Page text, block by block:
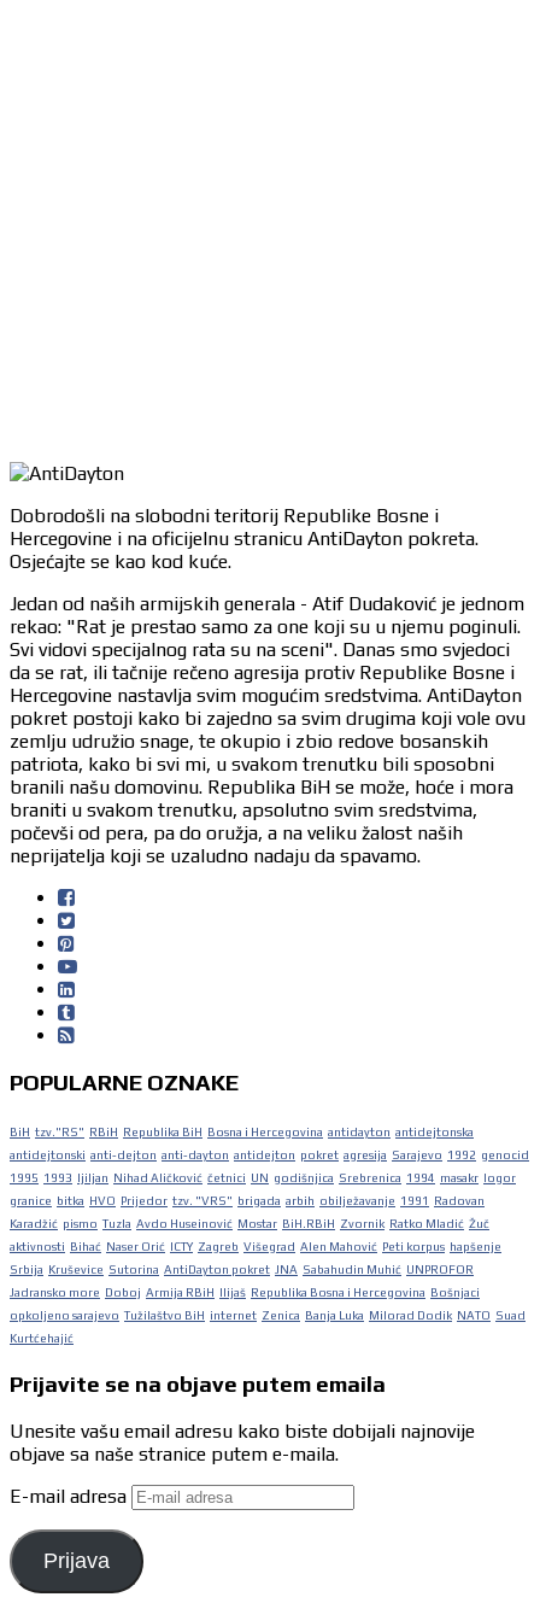
Dobrodošli na slobodni teritorij Republike Bosne i
Hercegovine i na oficijelnu stranicu AntiDayton pokreta.
Osjećajte se kao kod kuće.
Jedan od naših armijskih generala - Atif Dudaković je jednom
rekao: "Rat je prestao samo za one koji su u njemu poginuli.
Svi vidovi specijalnog rata su na sceni". Danas smo svjedoci
da se rat, ili tačnije rečeno agresija protiv Republike Bosne i
Hercegovine nastavlja svim mogućim sredstvima. AntiDayton
pokret postoji kako bi zajedno sa svim drugima koji vole ovu
zemlju udružio snage, te okupio i zbio redove bosanskih
patriota, kako bi svi mi, u svakom trenutku bili sposobni
branili našu domovinu. Republika BiH se može, hoće i mora
braniti u svakom trenutku, apsolutno svim sredstvima,
počevši od pera, pa do oružja, a na veliku žalost naših
neprijatelja koji se uzaludno nadaju da spavamo.
POPULARNE OZNAKE
BiH tzv."RS" RBiH Republika BiH Bosna i Hercegovina antidayton antidejtonska
antidejtonski anti-dejton anti-dayton antidejton pokret agresija Sarajevo 1992 genocid
1995 1993 ljiljan Nihad Aličković četnici UN godišnjica Srebrenica 1994 masakr logor
granice bitka HVO Prijedor tzv. "VRS" brigada arbih obilježavanje 1991
Radovan
Karadžić pismo Tuzla Avdo Huseinović Mostar BiH.RBiH Zvornik Ratko Mladić Žuč
aktivnosti Bihać Naser Orić ICTY Zagreb Višegrad Alen Mahović Peti korpus hapšenje
Srbija Kruševice Sutorina AntiDayton pokret JNA Sabahudin Muhić UNPROFOR
Jadransko more Doboj Armija RBiH Ilijaš Republika Bosna i Hercegovina Bošnjaci
opkoljeno sarajevo Tužilaštvo BiH internet Zenica Banja Luka Milorad Dodik NATO Suad
Kurtćehajić
Prijavite se na objave putem emaila
Unesite vašu email adresu kako biste dobijali najnovije
objave sa naše stranice putem e-maila.
E-mail adresa
Prijava